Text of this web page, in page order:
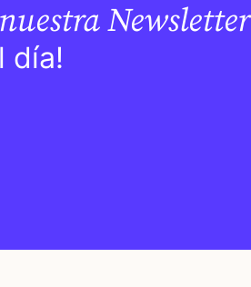
nuestra Newsletter
día!